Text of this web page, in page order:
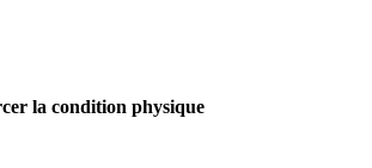
la condition physique